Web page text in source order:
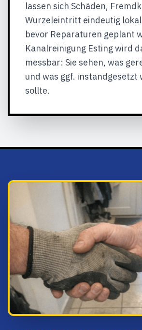
lassen sich Schäden,
Wurzeleintritt eindeutig
bevor Reparaturen geplant
Kanalreinigung Esting wird
messbar: Sie sehen, was
und was ggf. instandgesetzt
sollte.